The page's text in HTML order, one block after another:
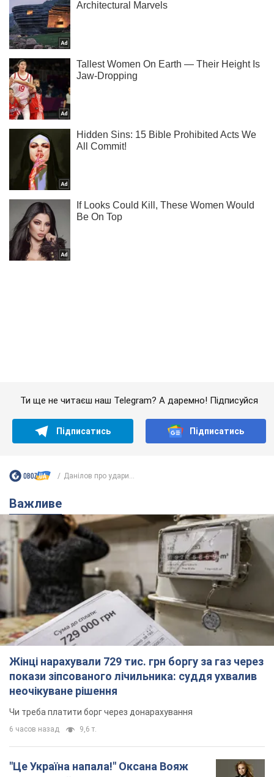
Жінці нарахували 729 тис. грн боргу за газ через
покази зіпсованого лічильника: суддя ухвалив
неочікуване рішення
Чи треба платити борг через донарахування
6 часов назад 9,6 т.
"Це Україна напала!" Оксана Вояж
викрила київського поета, якого
"зазомбували": він навіть російської
не знав, а тепер хоче геноциду
Як зазначила артистка, письменник був
"промили мозок"
4 часа назад 6,6 т.
"Був знесилений": в Україні врятували